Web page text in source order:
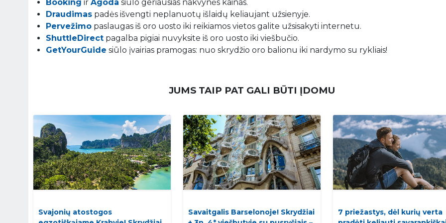
Booking ir Agoda siūlo geriausias nakvynės kainas.
Draudimas padės išvengti neplanuotų išlaidų keliaujant užsienyje.
Pervežimo paslaugas iš oro uosto iki reikiamos vietos galite užsisakyti internetu.
ShuttleDirect pagalba pigiai nuvyksite iš oro uosto iki viešbučio.
GetYourGuide siūlo įvairias pramogas: nuo skrydžio oro balionu iki nardymo su rykliais!
JUMS TAIP PAT GALI BŪTI ĮDOMU
Svajonių atostogos
Savaitgalis Barselonoje! Skrydžiai
7 priežastys, dėl kurių verta